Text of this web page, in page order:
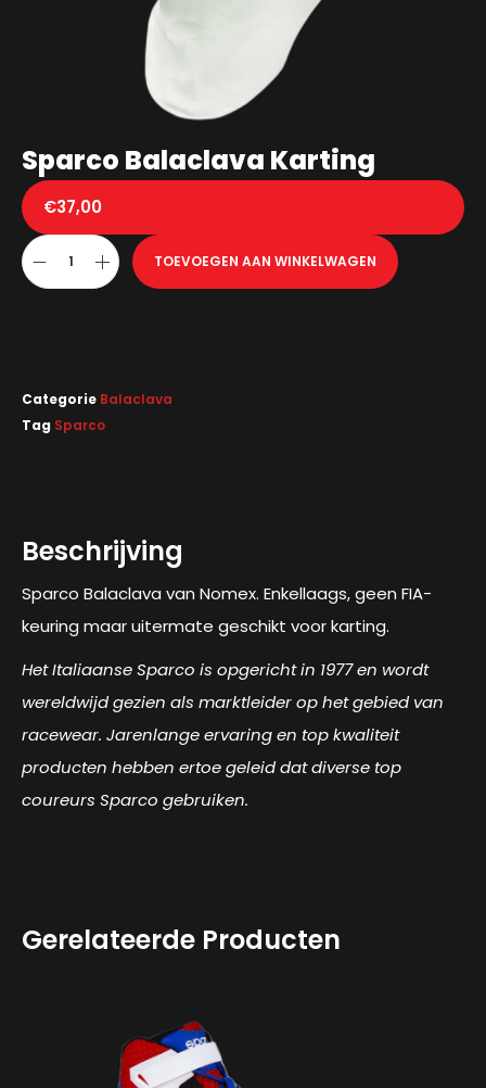
Sparco Balaclava Karting
€37,00
TOEVOEGEN AAN WINKELWAGEN
Categorie Balaclava
Tag Sparco
Beschrijving
Sparco Balaclava van Nomex. Enkellaags, geen FIA-
keuring maar uitermate geschikt voor karting.
Het Italiaanse Sparco is opgericht in 1977 en wordt
wereldwijd gezien als marktleider op het gebied van
racewear. Jarenlange ervaring en top kwaliteit
producten hebben ertoe geleid dat diverse top
coureurs Sparco gebruiken.
Gerelateerde Producten